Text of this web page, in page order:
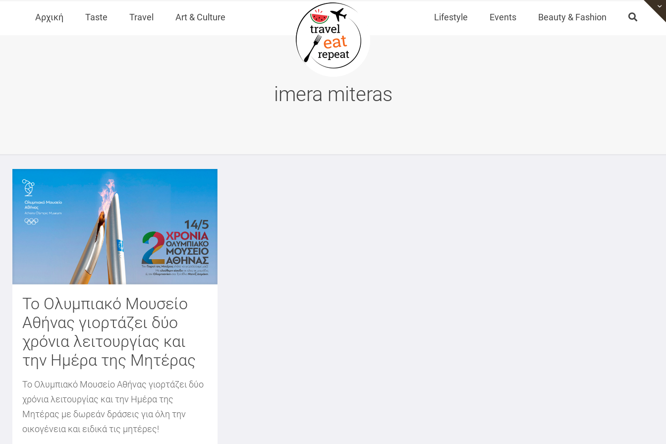
Αρχική Taste Travel Art & Culture Lifestyle Events Beauty & Fashion
imera miteras
Το Ολυμπιακό Μουσείο
Αθήνας γιορτάζει δύο
χρόνια λειτουργίας και
την Ημέρα της Μητέρας
Το Ολυμπιακό Μουσείο Αθήνας γιορτάζει δύο
χρόνια λειτουργίας και την Ημέρα της
Μητέρας με δωρεάν δράσεις για όλη την
οικογένεια και ειδικά τις μητέρες!